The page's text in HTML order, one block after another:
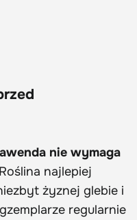
nie wymaga
najlepiej
żyznej glebie i
regularnie